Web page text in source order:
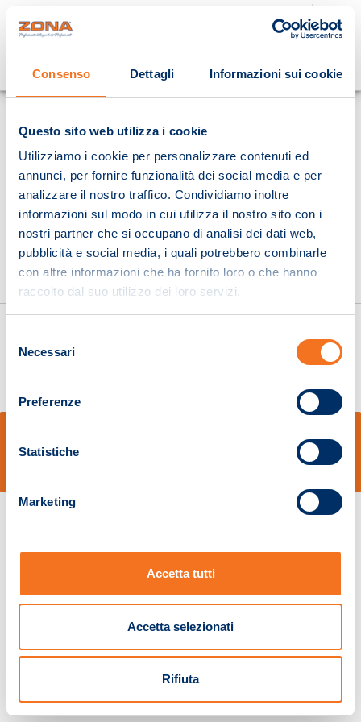
Consenso Dettagli Informazioni sui cookie
Questo sito web utilizza i cookie
Utilizziamo i cookie per personalizzare contenuti ed
annunci, per fornire funzionalità dei social media e per
analizzare il nostro traffico. Condividiamo inoltre
informazioni sul modo in cui utilizza il nostro sito con i
nostri partner che si occupano di analisi dei dati web,
pubblicità e social media, i quali potrebbero combinarle
con altre informazioni che ha fornito loro o che hanno
raccolto dal suo utilizzo dei loro servizi.
delNecessari
Preferenze
Statistiche
Marketing
Accetta tutti
Accetta selezionati
Rifiuta
Cosa stai cercando?
Pistoia 01680210505 – R.E.A. n.155974 - Cap.Soc. € 2.000.000,00 i.v. La
Società adotta il Codice Etico D.lgs. 231/01